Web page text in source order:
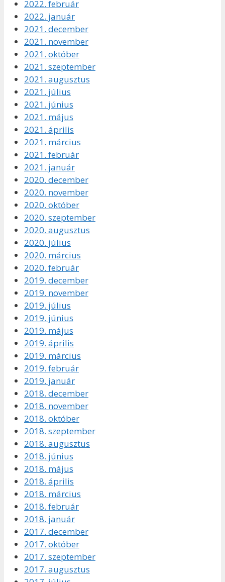
2022. február
2022. január
2021. december
2021. november
2021. október
2021. szeptember
2021. augusztus
2021. július
2021. június
2021. május
2021. április
2021. március
2021. február
2021. január
2020. december
2020. november
2020. október
2020. szeptember
2020. augusztus
2020. július
2020. március
2020. február
2019. december
2019. november
2019. július
2019. június
2019. május
2019. április
2019. március
2019. február
2019. január
2018. december
2018. november
2018. október
2018. szeptember
2018. augusztus
2018. június
2018. május
2018. április
2018. március
2018. február
2018. január
2017. december
2017. október
2017. szeptember
2017. augusztus